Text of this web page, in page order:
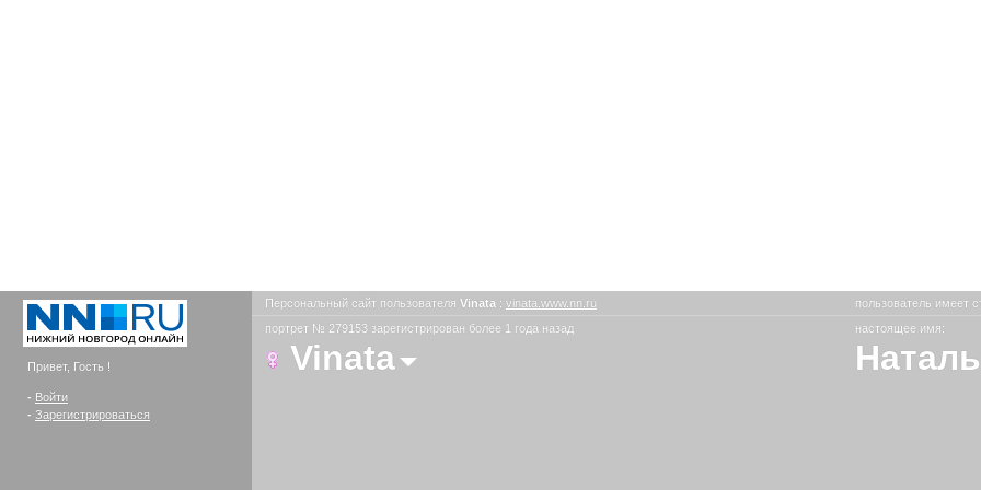
Привет, Гость !
- Войти
- Зарегистрироваться
Персональный сайт пользователя Vinata : vinata.www.nn.ru пользователь имеет
портрет № 279153 зарегистрирован более 1 года назад
Vinata
настоящее имя: